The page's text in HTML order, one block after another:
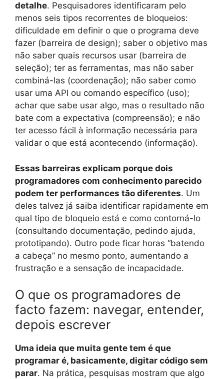
detalhe. Pesquisadores identificaram pelo
menos seis tipos recorrentes de bloqueios:
dificuldade em definir o que o programa deve
fazer (barreira de design); saber o objetivo mas
não saber quais recursos usar (barreira de
seleção); ter as ferramentas, mas não saber
combiná-las (coordenação); não saber como
usar uma API ou comando específico (uso);
achar que sabe usar algo, mas o resultado não
bate com a expectativa (compreensão); e não
ter acesso fácil à informação necessária para
validar o que está acontecendo (informação).
Essas barreiras explicam porque dois
programadores com conhecimento parecido
podem ter performances tão diferentes. Um
deles talvez já saiba identificar rapidamente em
qual tipo de bloqueio está e como contorná-lo
(consultando documentação, pedindo ajuda,
prototipando). Outro pode ficar horas “batendo
a cabeça” no mesmo ponto, aumentando a
frustração e a sensação de incapacidade.
O que os programadores de
facto fazem: navegar, entender,
depois escrever
Uma ideia que muita gente tem é que
programar é, basicamente, digitar código sem
parar. Na prática, pesquisas mostram que algo